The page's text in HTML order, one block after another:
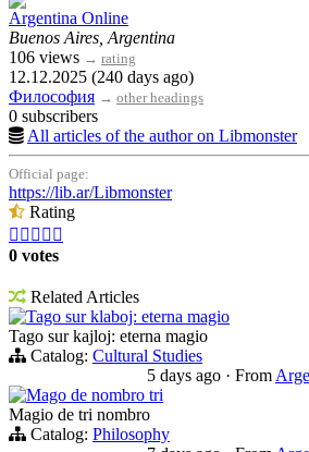
Argentina Online
Buenos Aires, Argentina
106 views → rating
12.12.2025 (240 days ago)
Философия → other headings
0 subscribers
All articles of the author on Libmonster
Official page:
https://lib.ar/Libmonster
Rating
    
0 votes
Related Articles
Tago sur klaboj: eterna magio
Tago sur kajloj: eterna magio
Catalog: Cultural Studies
5 days ago · From
Mago de nombro tri
Magio de tri nombro
Catalog: Philosophy